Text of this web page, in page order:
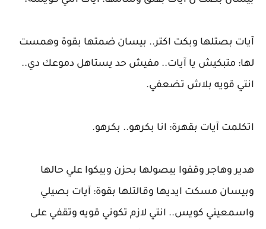
آيات بصتلها وبكت اكتر.. بيسان ضمتها بقوة وهمست
لها: متبكيش يا آيات.. مفيش حد يستاهل دموعك دي..
انتي قويه بلاش تضعفي.
اتكلمت آيات بقهرة: انا بكرهو.. بكرهو.
هدير وهاجر وقفوا يبصولها بحزن ويبكوا علي حالها
وبيسان مسكت ايديها وقالتلها بقوة: آيات بصيلي
واسمعيني كويس.. انتي لازم تكوني قويه وتقفي على